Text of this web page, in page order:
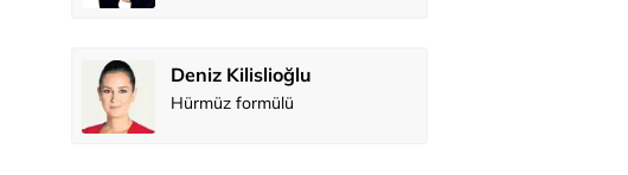
Deniz Kilislioğlu
Hürmüz formülü